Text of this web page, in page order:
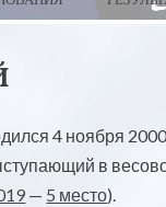
4 ноября
в
— 5 место).